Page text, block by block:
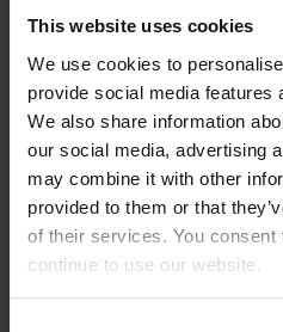
This website uses cookies
We use cookies to
provide social media features
We also share information
our social media, advertising
may combine it with other
provided to them or that
of their services. You
continue to use our website.
Katja Lehland (née en 1968)
directrice des ressources
2011 et travaille chez Elkem
Elle a exercé plusieurs
direction des ressources
Biscuits et Schindler, où elle